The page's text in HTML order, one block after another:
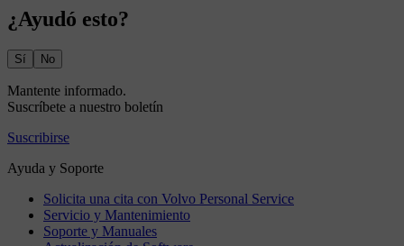
¿Ayudó esto?
Sí No